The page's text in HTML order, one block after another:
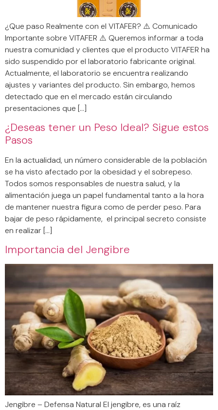
¿Que paso Realmente con el VITAFER? ⚠️ Comunicado
Importante sobre VITAFER ⚠️ Queremos informar a toda
nuestra comunidad y clientes que el producto VITAFER ha
sido suspendido por el laboratorio fabricante original.
Actualmente, el laboratorio se encuentra realizando
ajustes y variantes del producto. Sin embargo, hemos
detectado que en el mercado están circulando
presentaciones que […]
¿Deseas tener un Peso Ideal? Sigue estos
Pasos
En la actualidad, un número considerable de la población
se ha visto afectado por la obesidad y el sobrepeso.
Todos somos responsables de nuestra salud, y la
alimentación juega un papel fundamental tanto a la hora
de mantener nuestra figura como de perder peso. Para
bajar de peso rápidamente, el principal secreto consiste
en realizar […]
Importancia del Jengibre
Jengibre – Defensa Natural El jengibre, es una raíz